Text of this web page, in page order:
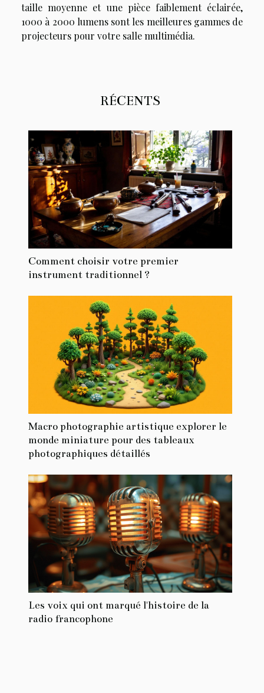
taille moyenne et une pièce faiblement éclairée,
1000 à 2000 lumens sont les meilleures gammes de
projecteurs pour votre salle multimédia.
RÉCENTS
Comment choisir votre premier
instrument traditionnel ?
Macro photographie artistique explorer le
monde miniature pour des tableaux
photographiques détaillés
Les voix qui ont marqué l'histoire de la
radio francophone